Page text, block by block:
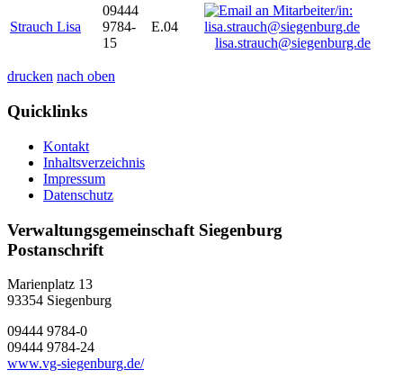
Strauch Lisa
09444
9784-
15
E.04
lisa.strauch@siegenburg.de
drucken nach oben
Quicklinks
Kontakt
Inhaltsverzeichnis
Impressum
Datenschutz
Verwaltungsgemeinschaft Siegenburg
Postanschrift
Marienplatz 13
93354 Siegenburg
09444 9784-0
09444 9784-24
www.vg-siegenburg.de/